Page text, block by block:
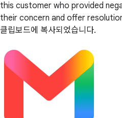
this customer who provided
their concern and offer
클립보드에 복사되었습니다.